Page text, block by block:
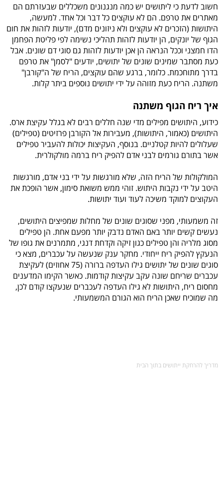
חשוב לדעת כי ליתושים יש כמה מנגנונים משכללים שבעזרתם הם
מאתרים את טרפם. הם לא עוקצים כל דבר וכל אחד. למעשה,
היתושות (הזכרים לא עוקצים ולא ניזונים מדם), יודעות לזהות את חום
הגוף של יונקים, הן יודעות לזהות תהליכי נשימה לפי פליטת הפחמן
הדו חמצני וככל הנראה הן אכן יודעות לזהות גם סוגי דם שונים. אבל
כעת מסתבר שמינים שונים של יתושים, יודעים "לסמן" את טרפם
בדרך מתוחכמת. כלומר, ברגע שהם עוקצים, הריח של ה"קורבן"
משתנה. הריח כעת מזוהה על ידי יתושים נוספים ביתר קלות.
איך ריח הגוף משתנה
כידוע, היתושים מפילים מדי שנה חללים רבים לא בגלל עקיצת ארס.
היתושים (כאמור, היתושות), מעבירות אל הקורבן פרזיטים (טפילים)
שעלולים להיות קטלניים. בנוסף, העקיצות יכולות להעביר טפילים
אשר בתורם גורמים לבני אדם להפיק ריח ברמה מולקולרית.
המולקולות של הריח הזה, שלא מורגשות על ידי בני אדם, מורגשות
היטב על ידי נקבות היתוש. זוהי ממש משואת סימון, אשר הופכת את
העקוצים למוקד משיכה לעוד ועוד יתושות.
זה משמעותי, מפני שסוגים שונים של מחלות שמפיצים היתושים,
נעשים קשים יותר באם האדם נדבק יותר מפעם אחת. הן טפילים
מסוג מלריה והן טפילים כגון זיקה וקדחת דנגי, מתמרנים את גופו של
הנעקץ להפיק ריח ייחודי. מחקר ענק שנעשה על עכברים, מצא כי
סוגים שונים של יתושים גילו העדפה ברורה (75 אחוזים) לעקיצת
עכברים שריחם שונה עקב עקיצות קודמות. כאשר הקימו המדענים
מחסום ריח, היתושות לא גילו העדפה לעכברים שנעקצו קודם לכן,
מה שמוכיח שאכן הריח הוא הגורם המשמעותי.
מדריך להרחקת ייתושים בתוך הבית